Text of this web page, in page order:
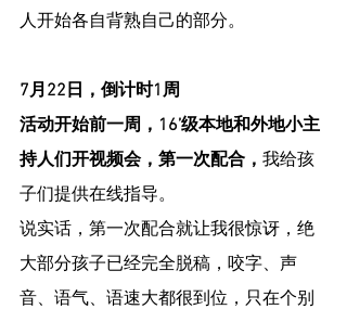
人开始各自背熟自己的部分。
7月22日，倒计时1周
活动开始前一周，16’级本地和外地小主
持人们开视频会，第一次配合， 我给孩
子们提供在线指导。
说实话，第一次配合就让我很惊讶，绝
大部分孩子已经完全脱稿，咬字、声
音、语气、语速大都很到位，只在个别